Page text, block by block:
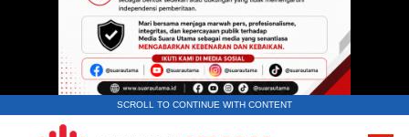
SCROLL TO CONTINUE WITH CONTENT